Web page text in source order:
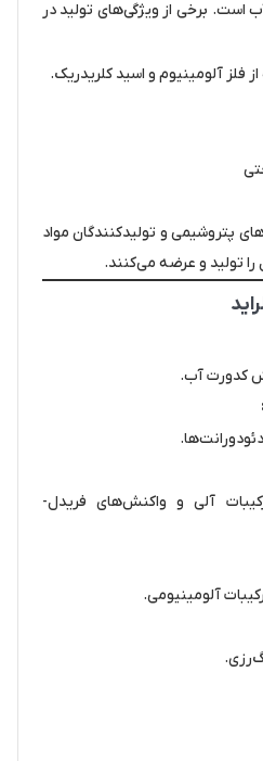
است. برخی از ویژگی‌های تولید در
از فلز آلومینیوم و اسید کلریدریک.
پتروشیمی و تولیدکنندگان مواد
تولید و عرضه می‌کنند.
کدورت آب.
آلی و واکنش‌های فریدل-
آلومینیومی.